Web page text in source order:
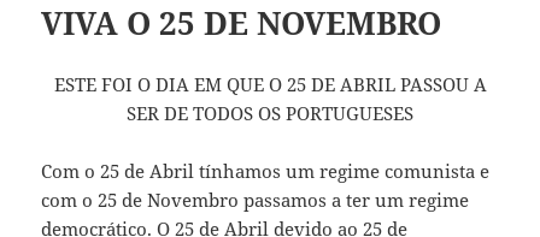
VIVA O 25 DE NOVEMBRO
ESTE FOI O DIA EM QUE O 25 DE ABRIL PASSOU A
SER DE TODOS OS PORTUGUESES
Com o 25 de Abril tínhamos um regime comunista e
com o 25 de Novembro passamos a ter um regime
democrático. O 25 de Abril devido ao 25 de